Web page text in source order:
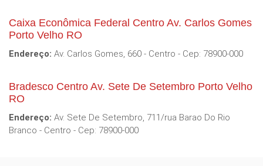
Caixa Econômica Federal Centro Av. Carlos Gomes
Porto Velho RO
Endereço: Av. Carlos Gomes, 660 - Centro - Cep: 78900-000
Bradesco Centro Av. Sete De Setembro Porto Velho
RO
Endereço: Av. Sete De Setembro, 711/rua Barao Do Rio
Branco - Centro - Cep: 78900-000